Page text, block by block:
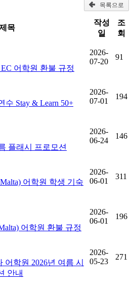
목록으로
목
작성
일
조
회
어학원 환불 규정
2026-
07-20
91
Stay & Learn 50+
2026-
07-01
194
플래시 프로모션
2026-
06-24
146
어학원 학생 기숙
2026-
06-01
311
어학원 환불 규정
2026-
06-01
196
학원 2026년 여름 시
안내
2026-
05-23
271